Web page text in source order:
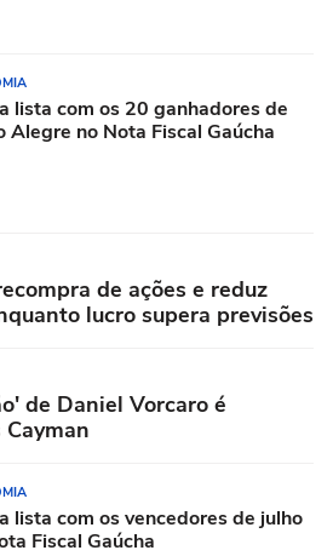
lista com os 20 ganhadores de
Alegre no Nota Fiscal Gaúcha
de ações e reduz
lucro supera previsões
de Daniel Vorcaro é
lista com os vencedores de julho
Fiscal Gaúcha